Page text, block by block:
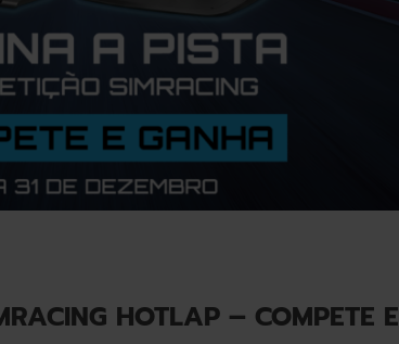
HOTLAP – COMPETE E